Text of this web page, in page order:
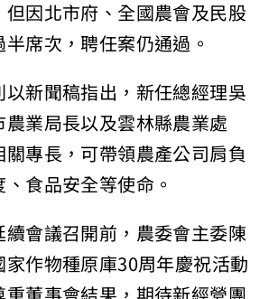
因北市府、全國農會及民股
席次，聘任案仍通過。
新聞稿指出，新任總經理吳
業局長以及雲林縣農業處
專長，可帶領農產公司肩負
食品安全等使命。
會議召開前，農委會主委陳
作物種原庫30周年慶祝活動